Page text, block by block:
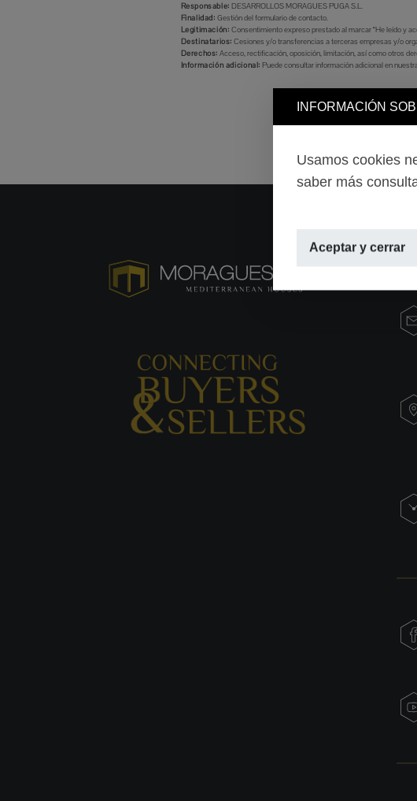
INFORMACIÓN
Usamos cookies
saber más
Aceptar y cerrar
Responsable: DESARROLLOS MORAGUES PUGA S.L.
Finalidad: Gestión del formulario de contacto.
Legitimación: Consentimiento expreso prestado al marcar “He leído y
Destinatarios: Cesiones y/o transferencias a terceras empresas y/o
Derechos: Acceso, rectificación, oposición, limitación, así como otros
Información adicional: Puede consultar información adicional en